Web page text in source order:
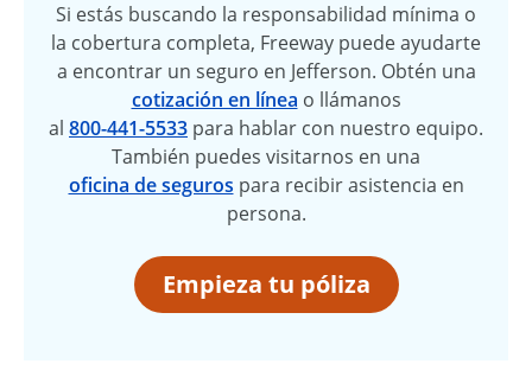
Si estás buscando la responsabilidad mínima o
la cobertura completa, Freeway puede ayudarte
a encontrar un seguro en Jefferson. Obtén una
cotización en línea o llámanos
al 800-441-5533 para hablar con nuestro equipo.
También puedes visitarnos en una
oficina de seguros para recibir asistencia en
persona.
Empieza tu póliza